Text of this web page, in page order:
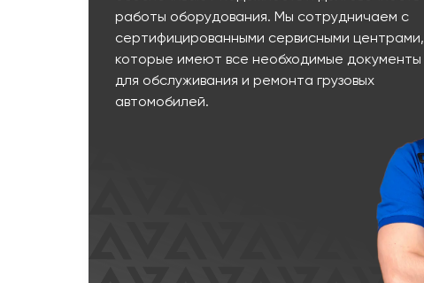
работы оборудования. Мы сотрудничаем с
сертифицированными сервисными центрами,
которые имеют все необходимые документы
для обслуживания и ремонта грузовых
автомобилей.